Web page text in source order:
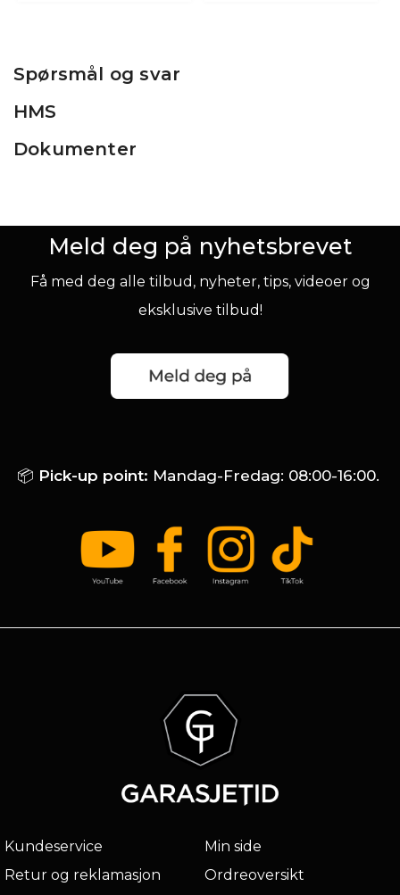
Spørsmål og svar
HMS
Dokumenter
Meld deg på nyhetsbrevet
Få med deg alle tilbud, nyheter, tips, videoer og
eksklusive tilbud!
📦 Pick-up point: Mandag-Fredag: 08:00-16:00.
Kundeservice
Retur og reklamasjon
Min side
Ordreoversikt